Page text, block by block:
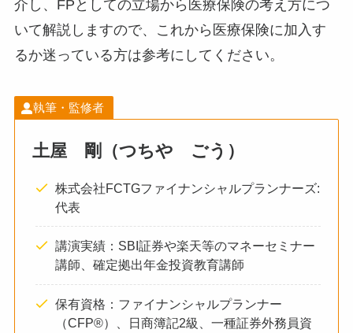
介し、FPとしての立場から医療保険の考え方につ
いて解説しますので、これから医療保険に加入す
るか迷っている方は参考にしてください。
執筆・監修者
土屋 剛（つちや ごう）
株式会社FCTGファイナンシャルプランナーズ:
代表
講演実績：SBI証券や楽天等のマネーセミナー
講師、確定拠出年金投資教育講師
保有資格：ファイナンシャルプランナー
（CFP®）、日商簿記2級、一種証券外務員資